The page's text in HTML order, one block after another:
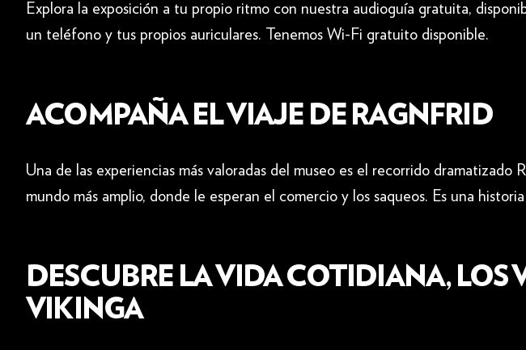
Explora la exposición a tu propio ritmo con nuestra audioguía gratuita,
un teléfono y tus propios auriculares. Tenemos Wi-Fi gratuito disponible.
ACOMPAÑA EL VIAJE DE RAGNFRID
Una de las experiencias más valoradas del museo es el recorrido
mundo más amplio, donde le esperan el comercio y los saqueos. Es una
DESCUBRE LA VIDA COTIDIANA, LOS
VIKINGA